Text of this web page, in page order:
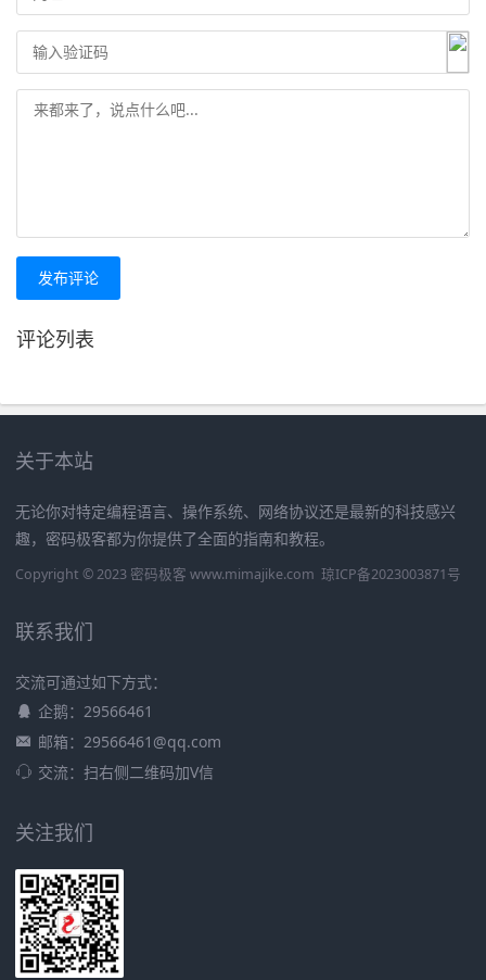
发布评论
评论列表
关于本站
无论你对特定编程语言、操作系统、网络协议还是最新的科技感兴
趣，密码极客都为你提供了全面的指南和教程。
Copyright © 2023 密码极客 www.mimajike.com 琼ICP备2023003871号
联系我们
交流可通过如下方式：
企鹅：29566461
邮箱：29566461@qq.com
交流：扫右侧二维码加V信
关注我们